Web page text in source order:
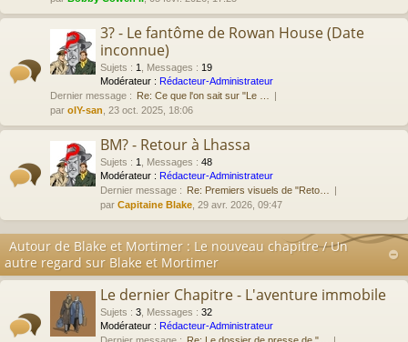
3? - Le fantôme de Rowan House (Date
inconnue)
Sujets : 1 Messages : 19
Modérateur : Rédacteur-Administrateur
Dernier message : Re: Ce que l'on sait sur "Le …
par olY-san , 23 oct. 2025, 18:06
BM? - Retour à Lhassa
Sujets : 1 Messages : 48
Modérateur : Rédacteur-Administrateur
Dernier message : Re: Premiers visuels de "Reto…
par Capitaine Blake , 29 avr. 2026, 09:47
Autour de Blake et Mortimer : Le nouveau chapitre / Un
autre regard sur Blake et Mortimer
Le dernier Chapitre - L'aventure immobile
Sujets : 3 Messages : 32
Modérateur : Rédacteur-Administrateur